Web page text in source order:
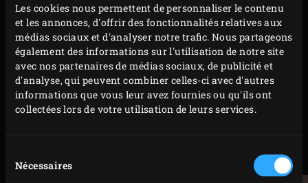
Les cookies nous permettent de personnaliser le contenu
et les annonces, d'offrir des fonctionnalités relatives aux
médias sociaux et d'analyser notre trafic. Nous partageons
également des informations sur l'utilisation de notre site
avec nos partenaires de médias sociaux, de publicité et
d'analyse, qui peuvent combiner celles-ci avec d'autres
informations que vous leur avez fournies ou qu'ils ont
collectées lors de votre utilisation de leurs services.
duNécessaires
pratiquement pas besoin de matière grasse pour cuisiner
vos steaks. Il vous suffit de masser les steaks avec un peu
d’huile d’olive. La cuisson poêlée classique des steaks,
comme pour la grillade, se fait à une température de 200
à 220 °C. Dans les deux cas, il est de même crucial que la
fonte ait bien préchauffé. Préchauffez donc votre grille en